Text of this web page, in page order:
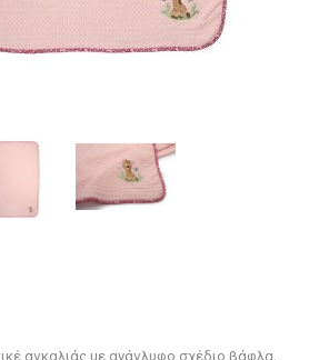
αγκαλιάς με ανάγλυφο σχέδιο βάφλα,